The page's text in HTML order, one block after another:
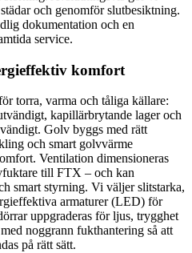
och genomför slutbesiktning.
dokumentation och en
service.
komfort
torra, varma och tåliga källare:
kapillärbrytande lager och
Golv byggs med rätt
och smart golvvärme
Ventilation dimensioneras
till FTX – och kan
smart styrning. Vi väljer slitstarka,
armaturer (LED) för
uppgraderas för ljus, trygghet
noggrann fukthantering så att
på rätt sätt.